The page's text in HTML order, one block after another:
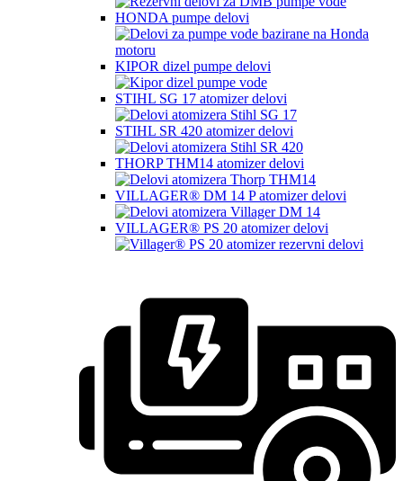
HONDA pumpe delovi
KIPOR dizel pumpe delovi
STIHL SG 17 atomizer delovi
STIHL SR 420 atomizer delovi
THORP THM14 atomizer delovi
VILLAGER® DM 14 P atomizer delovi
VILLAGER® PS 20 atomizer delovi